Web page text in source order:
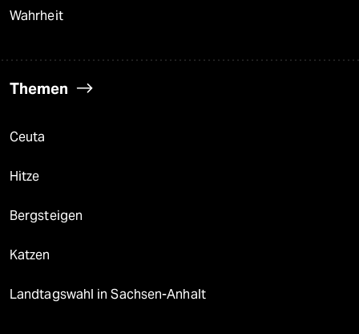
Wahrheit
Themen
Ceuta
Hitze
Bergsteigen
Katzen
Landtagswahl in Sachsen-Anhalt